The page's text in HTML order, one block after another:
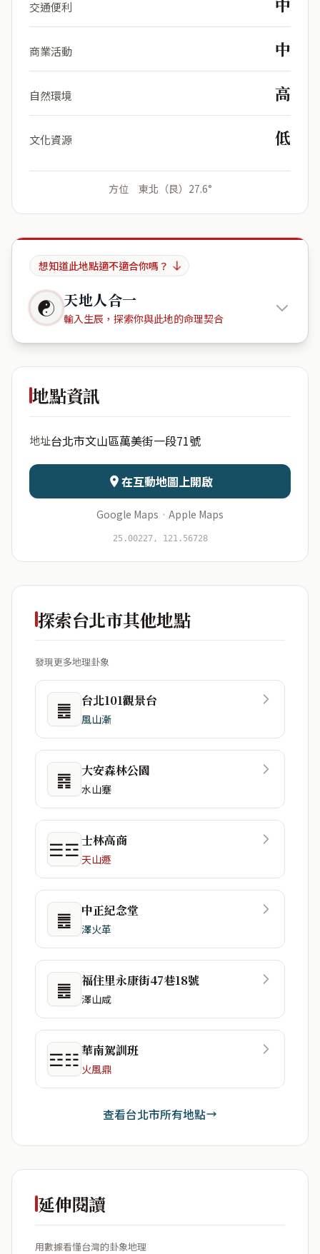
交通便利 中
商業活動 中
自然環境 高
文化資源 低
方位 東北（艮）27.6°
想知道此地點適不適合你嗎？
☯ 天地人合一
輸入生辰，探索你與此地的命理契合
萬芳大樓
日期 出生時辰
資料僅用於即時分析，不會儲存於伺服器
地點資訊
地址台北市文山區萬美街一段71號
在互動地圖上開啟
Google Maps · Apple Maps
25.00227, 121.56728
探索台北市其他地點
發現更多地理卦象
䷌ 台北101觀景台
風山漸
䷴ 大安森林公園
水山蹇
☰☲士林高商
天山遯
䷌ 中正紀念堂
澤火革
䷌ 福住里永康街47巷18號
澤山咸
☲☷華南駕訓班
火風鼎
查看台北市所有地點
延伸閱讀
用數據看懂台灣的卦象地理